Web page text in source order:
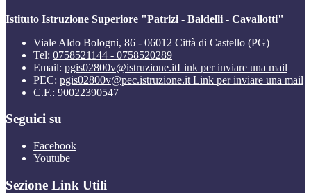
Istituto Istruzione Superiore "Patrizi - Baldelli - Cavallotti"
Viale Aldo Bologni, 86 - 06012 Città di Castello (PG)
Tel: 0758521144 - 0758520289
Email: pgis02800v@istruzione.itLink per inviare una mail
PEC: pgis02800v@pec.istruzione.it Link per inviare una mail
C.F.: 90022390547
Seguici su
Facebook
Youtube
Sezione Link Utili